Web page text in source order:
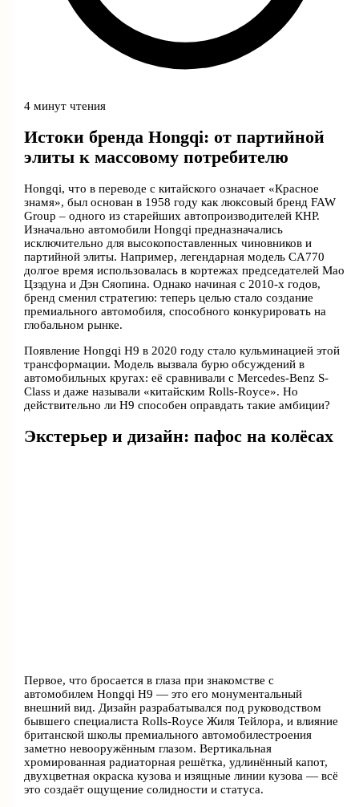
4 минут чтения
Истоки бренда Hongqi: от партийной
элиты к массовому потребителю
Hongqi, что в переводе с китайского означает «Красное
знамя», был основан в 1958 году как люксовый бренд FAW
Group – одного из старейших автопроизводителей КНР.
Изначально автомобили Hongqi предназначались
исключительно для высокопоставленных чиновников и
партийной элиты. Например, легендарная модель CA770
долгое время использовалась в кортежах председателей Мао
Цзэдуна и Дэн Сяопина. Однако начиная с 2010-х годов,
бренд сменил стратегию: теперь целью стало создание
премиального автомобиля, способного конкурировать на
глобальном рынке.
Появление Hongqi H9 в 2020 году стало кульминацией этой
трансформации. Модель вызвала бурю обсуждений в
автомобильных кругах: её сравнивали с Mercedes-Benz S-
Class и даже называли «китайским Rolls-Royce». Но
действительно ли H9 способен оправдать такие амбиции?
Экстерьер и дизайн: пафос на колёсах
Первое, что бросается в глаза при знакомстве с
автомобилем Hongqi H9 — это его монументальный
внешний вид. Дизайн разрабатывался под руководством
бывшего специалиста Rolls-Royce Жиля Тейлора, и влияние
британской школы премиального автомобилестроения
заметно невооружённым глазом. Вертикальная
хромированная радиаторная решётка, удлинённый капот,
двухцветная окраска кузова и изящные линии кузова — всё
это создаёт ощущение солидности и статуса.